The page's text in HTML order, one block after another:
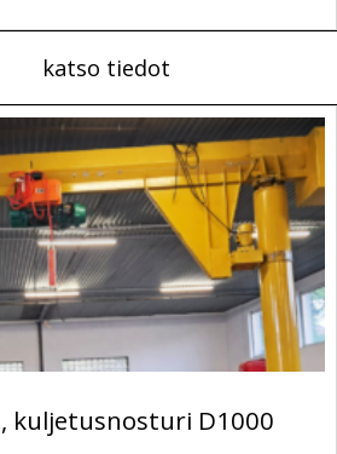
katso tiedot
kuljetusnosturi D1000